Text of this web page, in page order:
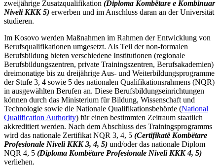
zweijährige Zusatzqualifikation (Diploma Kombëtare e Kombinuar
Niveli KKK 5) erwerben und im Anschluss daran an der Universität
studieren.
Im Kosovo werden Maßnahmen im Rahmen der Entwicklung von
Berufsqualifikationen umgesetzt. Als Teil der non-formalen
Berufsbildung bieten verschiedene Institutionen (regionale
Berufsbildungszentren, private Trainingszentren, Berufsakademien)
dreimonatige bis zu dreijährige Aus- und Weiterbildungsprogramme
der Stufe 3, 4 sowie 5 des nationalen Qualifikationsrahmens (NQR)
in ausgewählten Berufen an. Diese Berufsbildungseinrichtungen
können durch das Ministerium für Bildung, Wissenschaft und
Technologie sowie die Nationale Qualifikationsbehörde (National
Qualification Authority) für einen bestimmten Zeitraum staatlich
akkreditiert werden. Nach dem Abschluss des Trainingsprogramms
wird das nationale Zertifikat NQR 3, 4, 5 (Certifikatë Kombëtare
Profesionale Niveli KKK 3, 4, 5) und/oder das nationale Diplom
NQR 4, 5 (Diploma Kombëtare Profesionale Niveli KKK 4, 5)
verliehen.